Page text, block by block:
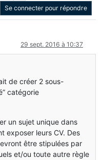
Se connecter pour répondre
29 sept. 2016 à 10:37
de créer 2 sous-
catégorie
un sujet unique dans
exposer leurs CV. Des
être stipulées par
et/ou toute autre règle